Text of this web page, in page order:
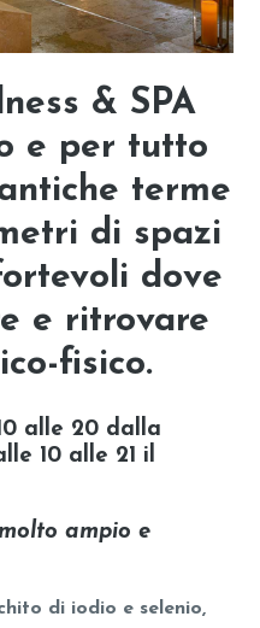
& SPA
e per tutto
terme
di spazi
dove
e ritrovare
fisico.
alle 20 dalla
10 alle 21 il
ampio e
di iodio e selenio,